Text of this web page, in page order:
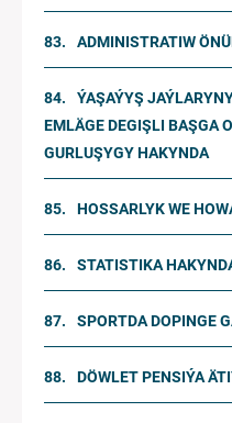
ADMINISTRATIW
ÝAŞAÝYŞ
EMLÄGE DEGIŞLI BAŞGA
GURLUŞYGY HAKYNDA
HOSSARLYK WE
STATISTIKA
SPORTDA DOPINGE
DÖWLET PENSIÝA